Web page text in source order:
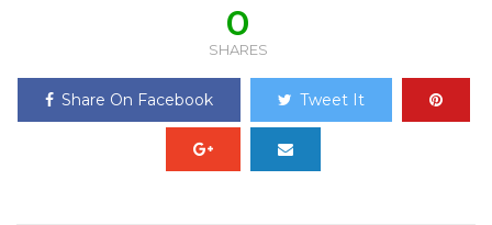
0
SHARES
Share On Facebook Tweet It